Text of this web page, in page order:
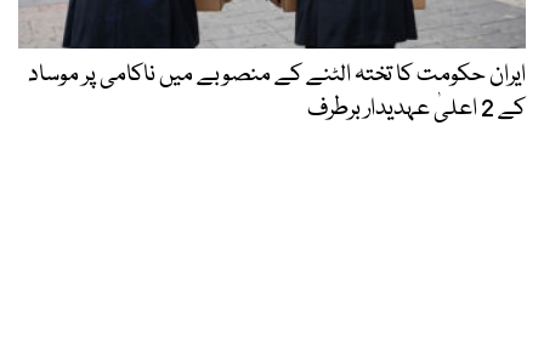
ایران حکومت کا تختہ الٹنے کے منصوبے میں ناکامی پر موساد
کے 2 اعلیٰ عہدیدار برطرف